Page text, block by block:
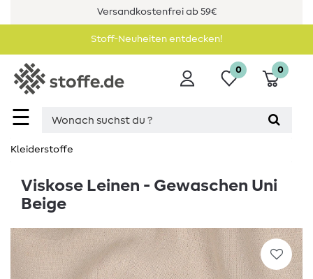
Versandkostenfrei ab 59€
Stoff-Neuheiten entdecken!
☰
0 0
Kleiderstoffe
Viskose Leinen - Gewaschen Uni
Beige